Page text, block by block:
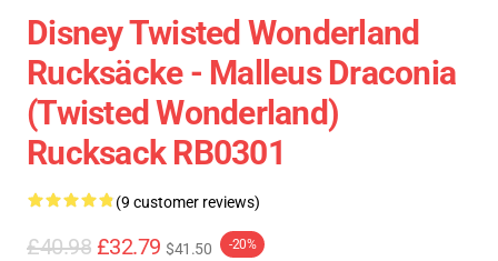
Disney Twisted Wonderland
Rucksäcke - Malleus Draconia
(Twisted Wonderland)
Rucksack RB0301
(9 customer reviews)
£40.98 £32.79 $41.50 -20%